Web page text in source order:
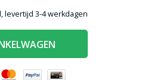
levertijd 3-4 werkdagen